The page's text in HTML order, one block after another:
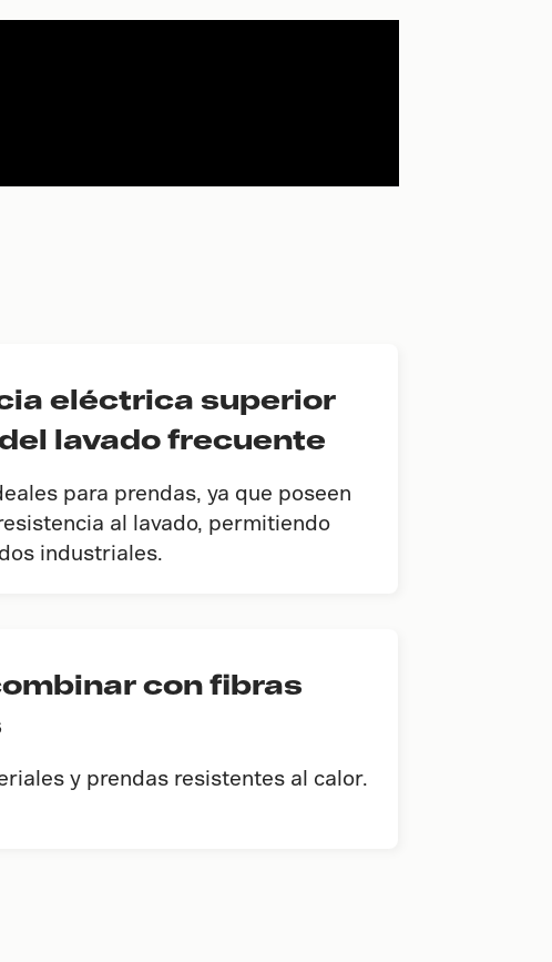
eléctrica superior
lavado frecuente
para prendas, ya que poseen
al lavado, permitiendo
industriales.
con fibras
y prendas resistentes al calor.